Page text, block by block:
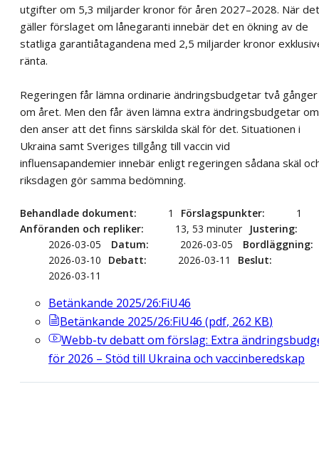
utgifter om 5,3 miljarder kronor för åren 2027–2028. När det
gäller förslaget om lånegaranti innebär det en ökning av de
statliga garantiåtagandena med 2,5 miljarder kronor
ränta.
Regeringen får lämna ordinarie ändringsbudgetar två gånger
om året. Men den får även lämna extra ändringsbudgetar om
den anser att det finns särskilda skäl för det. Situationen i
Ukraina samt Sveriges tillgång till vaccin vid
influensapandemier innebär enligt regeringen sådana skäl
riksdagen gör samma bedömning.
Behandlade dokument 1 Förslagspunkter
1
Anföranden och repliker
13, 53 minuter
Justering
2026-03-05
Datum 2026-03-05
Bordläggning
2026-03-10
Debatt 2026-03-11
Beslut
2026-03-11
Betänkande 2025/26:FiU46
Betänkande 2025/26:FiU46 (pdf, 262 KB)
Webb-tvdebatt om förslag: Extra
för 2026 – Stöd till Ukraina och vaccinberedskap